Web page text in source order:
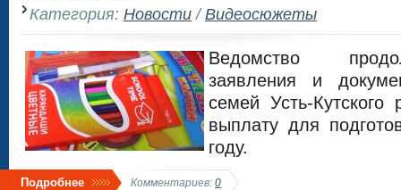
Категория: Новости/Видеосюжеты
Ведомство
заявления и
семей Усть-
выплату для
году.
Подробнее Комментариев: 0